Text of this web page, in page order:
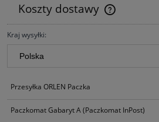
Koszty dostawy
Cena nie zawiera ewentualnych kosztów
Kraj wysyłki:
Przesyłka ORLEN Paczka
Paczkomat Gabaryt A(Paczkomat InPost)